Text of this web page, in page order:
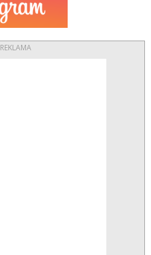
REKLAMA